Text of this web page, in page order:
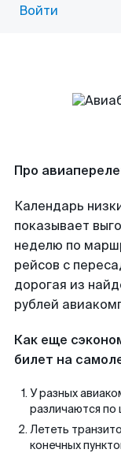
Войти
Про
Календарь
показывает
неделю по
рейсов с
дорогая из
рублей
Как еще
билет на
У разных
различаются по
Лететь
конечных